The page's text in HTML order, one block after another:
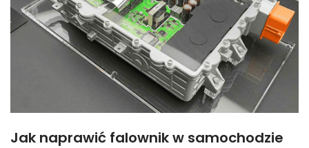
Jak naprawić falownik w samochodzie